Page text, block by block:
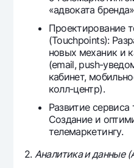
«адвоката
Проектирование
(Touchpoints):
новых механик и
(email, push-
кабинет,
колл-центр).
Развитие сервиса
Создание и
телемаркетингу.
2. Аналитика и данные